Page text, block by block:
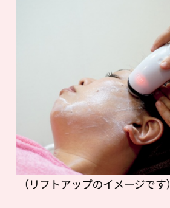
（リフトアップのイメージです）